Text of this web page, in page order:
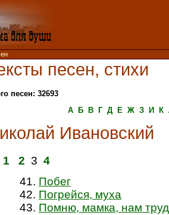
песен, стихи
песен: 32693
А
Б В Г Д Е Ж З И К
Ивановский
1 2 3 4
Побег
Погрейся, муха
Помню, мамка, нам